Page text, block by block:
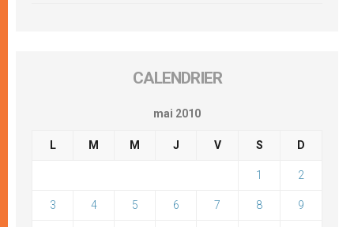
CALENDRIER
mai 2010
L M M J V S D
1 2
3 4 5 6 7 8 9